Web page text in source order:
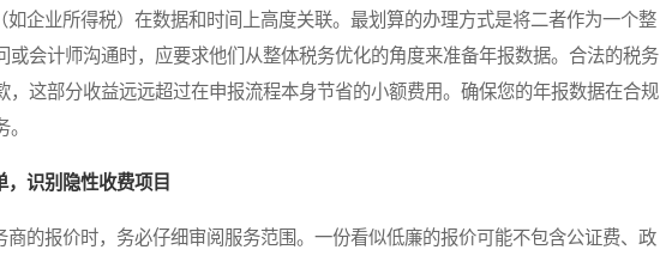
企业所得税）在数据和时间上高度关联。最划算的办理方式是将二者作为一个整
或会计师沟通时，应要求他们从整体税务优化的角度来准备年报数据。合法的税务
，这部分收益远远超过在申报流程本身节省的小额费用。确保您的年报数据在合规
识别隐性收费项目
的报价时，务必仔细审阅服务范围。一份看似低廉的报价可能不包含公证费、政